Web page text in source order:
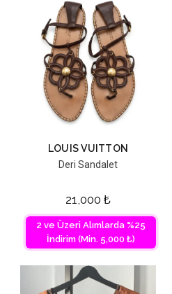
LOUIS VUITTON
Deri Sandalet
21,000 ₺
2 ve Üzeri Alımlarda %25
İndirim (Min. 5,000 ₺)